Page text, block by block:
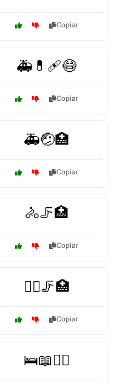
Copiar
🚑💊🩹😷
Copiar
🚑🤕🏥
Copiar
🚴🦵🏥
Copiar
🚴‍♂️🦵🏥
Copiar
🛌📖🧘‍♀️